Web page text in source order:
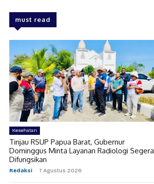
must read
Kesehatan
Tinjau RSUP Papua Barat, Gubernur
Dominggus Minta Layanan Radiologi Segera
Difungsikan
Redaksi - 7 Agustus 2026